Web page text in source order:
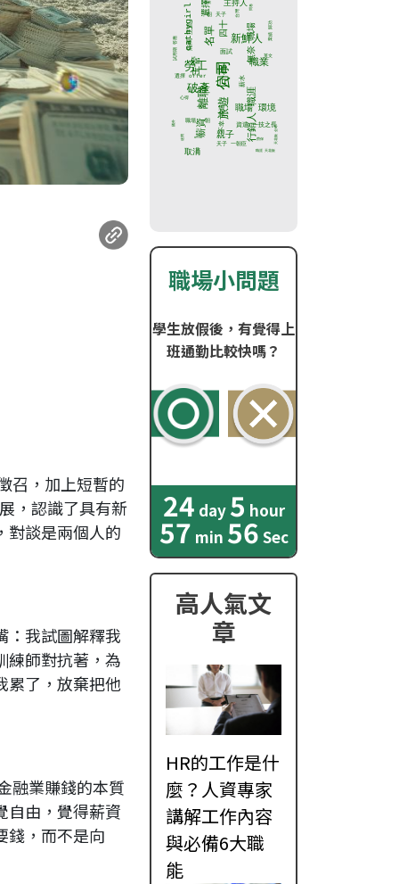
召，加上短暫的
，認識了具有新
對談是兩個人的
：我試圖解釋我
練師對抗著，為
累了，放棄把他
融業賺錢的本質
自由，覺得薪資
錢，而不是向
職場小問題
學生放假後，有覺得上
班通勤比較快嗎？
24 day 5 hour
57 min 54 Sec
高人氣文
章
HR的工作是什
麼？人資專家
講解工作內容
與必備6大職
能